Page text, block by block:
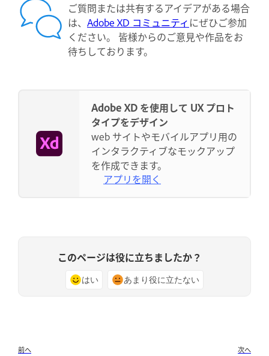
ご質問または共有するアイデアがある場合
は、 Adobe XD コミュニティ にぜひご参加
ください。 皆様からのご意見や作品をお
待ちしております。
Adobe XD を使用して UX プロト
タイプをデザイン
web サイトやモバイルアプリ用の
インタラクティブなモックアップ
を作成できます。
アプリを開く
このページは役に立ちましたか？
はい あまり役に立たない
前へ 次へ